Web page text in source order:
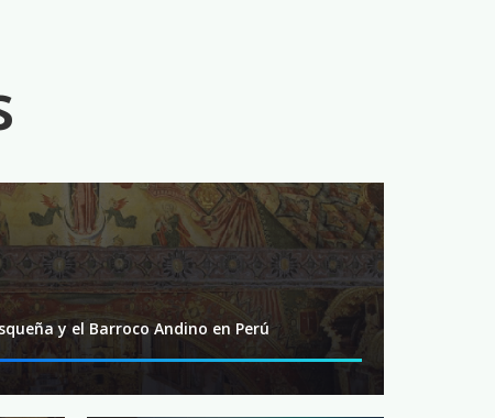
y el Barroco Andino en Perú